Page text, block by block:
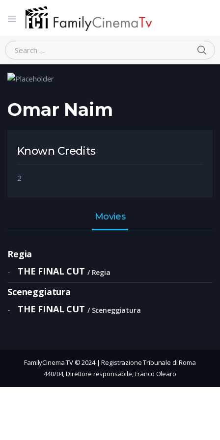
Home Person Omar Naim
Omar Naim
Known Credits
2
Movies
Regia
- THE FINAL CUT Regia
Sceneggiatura
- THE FINAL CUT Sceneggiatura
FamilyCinema TV © 2024 | Registrazione Tribunale di Roma
440/04, Direttore responsabile, Franco Olearo